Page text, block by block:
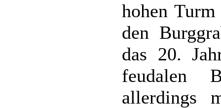
hohen
den
das 20.
feudalen
allerdings